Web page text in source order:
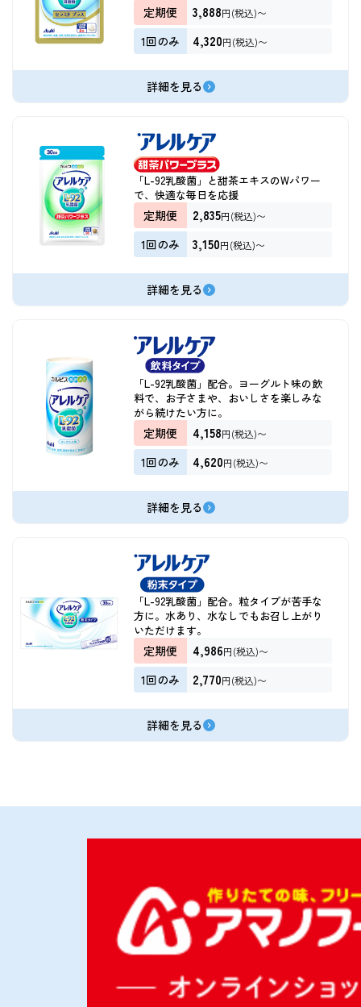
定期便 3,888円(税込)〜
1回のみ 4,320円(税込)〜
詳細を見る
「L-92乳酸菌」と甜茶エキスのWパワー
で、快適な毎日を応援
定期便 2,835円(税込)〜
1回のみ 3,150円(税込)〜
詳細を見る
「L-92乳酸菌」配合。ヨーグルト味の飲
料で、お子さまや、おいしさを楽しみな
がら続けたい方に。
定期便 4,158円(税込)〜
1回のみ 4,620円(税込)〜
詳細を見る
「L-92乳酸菌」配合。粒タイプが苦手な
方に。水あり、水なしでもお召し上がり
いただけます。
定期便 4,986円(税込)〜
1回のみ 2,770円(税込)〜
詳細を見る